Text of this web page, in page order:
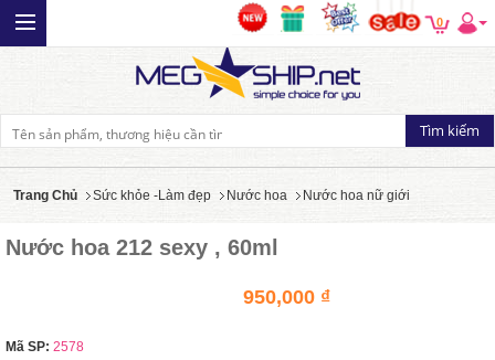
0
Trang Chủ Sức khỏe -Làm đẹp Nước hoa Nước hoa nữ giới
Nước hoa 212 sexy , 60ml
950,000 ₫
Mã SP: 2578